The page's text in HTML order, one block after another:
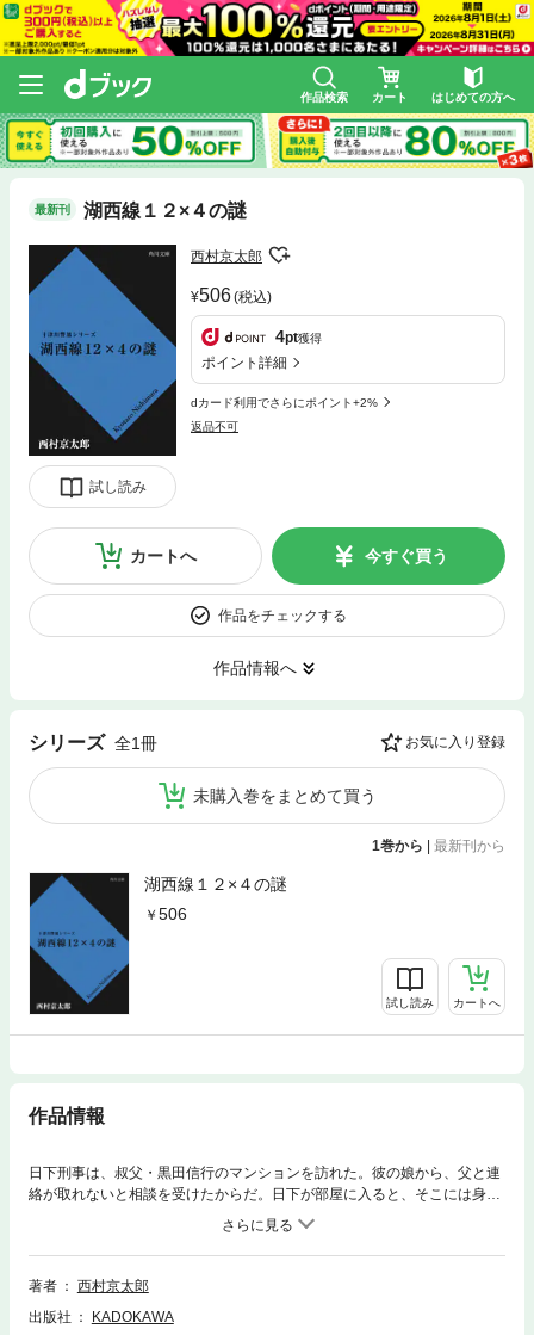
作品検索 カート はじめての方へ
最新刊 湖西線１２×４の謎
試し読み
西村京太郎
506(税込)
4pt獲得
ポイント詳細
dカード利用でさらにポイント+2%
返品不可
カートへ 今すぐ買う
作品をチェックする
作品情報へ
シリーズ 全1冊 お気に入り登録
未購入巻をまとめて買う
1巻から | 最新刊から
湖西線１２×４の謎
506
試し読み カートへ
作品情報
日下刑事は、叔父・黒田信行のマンションを訪れた。彼の娘から、父と連
絡が取れないと相談を受けたからだ。日下が部屋に入ると、そこには身元
不明の死体が横たわっていた! 現場に残された謎のアルファベットを手掛
かりに、十津川警部は湖西へと飛ぶが、第２、第３の殺人事件も発生
し……。――犯人の目的は? 謎の文字の意味は? 点が線へと繋がった
時、恐るべき陰謀が浮かび上がる。傑作トラベル・ミステリ!
著者
西村京太郎
出版社
KADOKAWA